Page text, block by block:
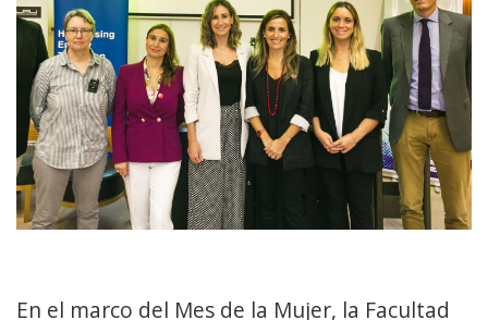
En el marco del Mes de la Mujer, la Facultad